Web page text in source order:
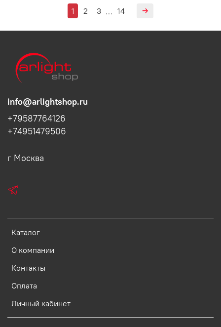
1 2 3 … 14
Каталог
О компании
Контакты
Оплата
Личный кабинет
info@arlightshop.ru
+79587764126
+74951479506
г Москва